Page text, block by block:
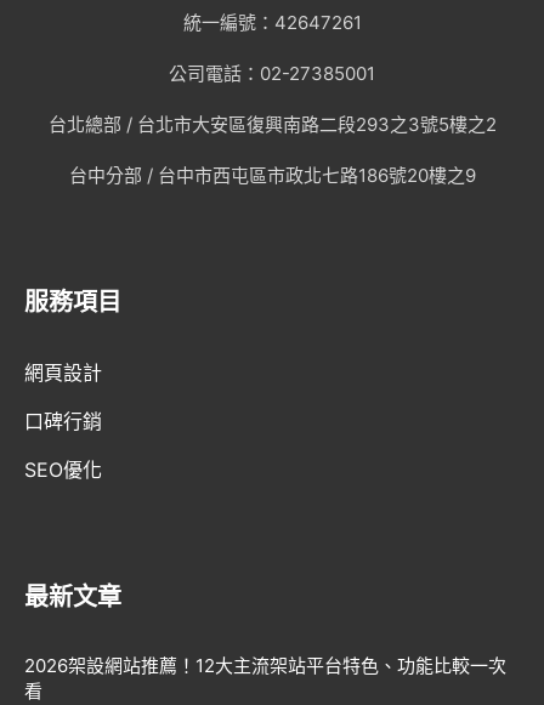
統一編號：42647261
公司電話：02-27385001
台北總部 / 台北市大安區復興南路二段293之3號5樓之2
台中分部 / 台中市西屯區市政北七路186號20樓之9
服務項目
網頁設計
口碑行銷
SEO優化
最新文章
2026架設網站推薦！12大主流架站平台特色、功能比較一次
看